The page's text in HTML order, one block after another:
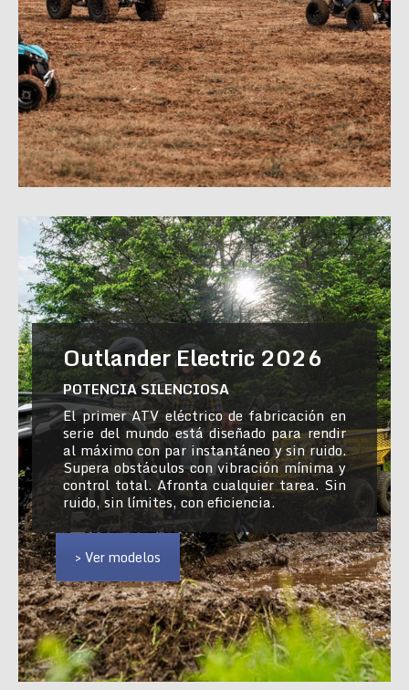
Outlander Electric 2026
POTENCIA SILENCIOSA
El primer ATV eléctrico de fabricación en
serie del mundo está diseñado para rendir
al máximo con par instantáneo y sin ruido.
Supera obstáculos con vibración mínima y
control total. Afronta cualquier tarea. Sin
ruido, sin límites, con eficiencia.
> Ver modelos